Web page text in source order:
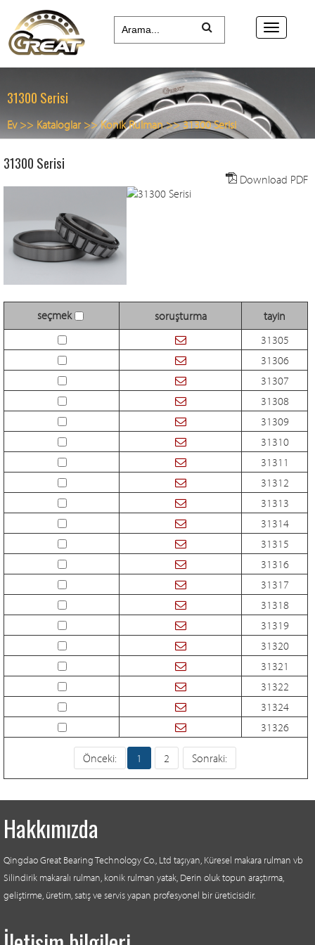
31300 Serisi
Ev >> Kataloglar >>Konik Rulman>>31300 Serisi
31300 Serisi
Download PDF
seçmek soruşturma
tayin
31305
31306
31307
31308
31309
31310
31311
31312
31313
31314
31315
31316
31317
31318
31319
31320
31321
31322
31324
31326
Önceki: 1 2 Sonraki:
Hakkımızda
Qingdao Great Bearing Technology Co., Ltd taşıyan, Küresel makara rulman vb
Silindirik makaralı rulman, konik rulman yatak, Derin oluk topun araştırma,
geliştirme, üretim, satış ve servis yapan profesyonel bir üreticisidir.